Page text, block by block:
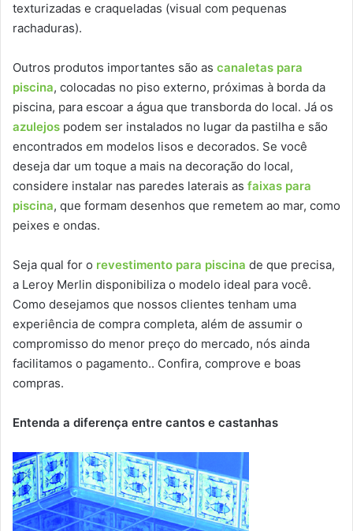
texturizadas e craqueladas (visual com pequenas
rachaduras).
Outros produtos importantes são as canaletas para
piscina, colocadas no piso externo, próximas à borda da
piscina, para escoar a água que transborda do local. Já os
azulejos podem ser instalados no lugar da pastilha e são
encontrados em modelos lisos e decorados. Se você
deseja dar um toque a mais na decoração do local,
considere instalar nas paredes laterais as faixas para
piscina, que formam desenhos que remetem ao mar, como
peixes e ondas.
Seja qual for o revestimento para piscina de que precisa,
a Leroy Merlin disponibiliza o modelo ideal para você.
Como desejamos que nossos clientes tenham uma
experiência de compra completa, além de assumir o
compromisso do menor preço do mercado, nós ainda
facilitamos o pagamento.. Confira, comprove e boas
compras.
Entenda a diferença entre cantos e castanhas